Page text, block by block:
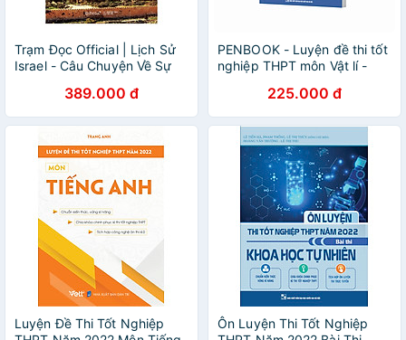
Trạm Đọc Official | Lịch Sử
Israel - Câu Chuyện Về Sự
389.000 đ
PENBOOK - Luyện đề thi tốt
nghiệp THPT môn Vật lí -
225.000 đ
Luyện Đề Thi Tốt Nghiệp
Ôn Luyện Thi Tốt Nghiệp